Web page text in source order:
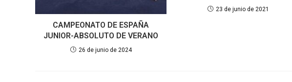
CAMPEONATO DE ESPAÑA
JUNIOR-ABSOLUTO DE VERANO
26 de junio de 2024
23 de junio de 2021